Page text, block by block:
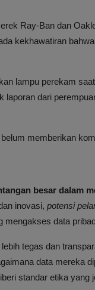
Ray-Ban dan
kekhawatiran
lampu perekam
dari
memberikan
besar dalam
inovasi, potensi
data
tegas dan
data mereka
standar etika